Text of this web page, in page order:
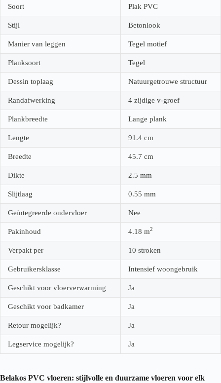
Soort Plak PVC
Stijl Betonlook
Manier van leggen Tegel motief
Planksoort Tegel
Dessin toplaag Natuurgetrouwe structuur
Randafwerking 4 zijdige v-groef
Plankbreedte Lange plank
Lengte 91.4 cm
Breedte 45.7 cm
Dikte 2.5 mm
Slijtlaag 0.55 mm
Geïntegreerde ondervloer Nee
Pakinhoud 4.18 m2
Verpakt per 10 stroken
Gebruikersklasse Intensief woongebruik
Geschikt voor vloerverwarming Ja
Geschikt voor badkamer Ja
Retour mogelijk? Ja
Legservice mogelijk? Ja
Belakos PVC vloeren: stijlvolle en duurzame vloeren voor elk